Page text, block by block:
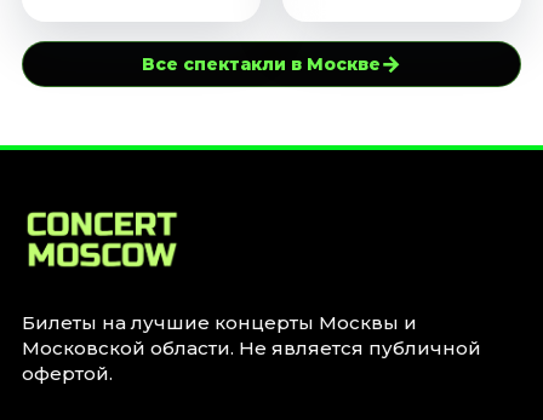
Все спектакли в Москве→
Билеты на лучшие концерты Москвы и
Московской области. Не является публичной
офертой.